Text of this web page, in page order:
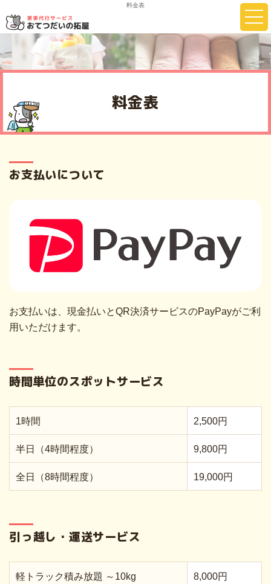
料金表
料金表
お支払いについて
お支払いは、現金払いとQR決済サービスのPayPayがご利
用いただけます。
時間単位のスポットサービス
1時間 2,500円
半日（4時間程度） 9,800円
全日（8時間程度） 19,000円
引っ越し・運送サービス
軽トラック積み放題 ～10kg 8,000円